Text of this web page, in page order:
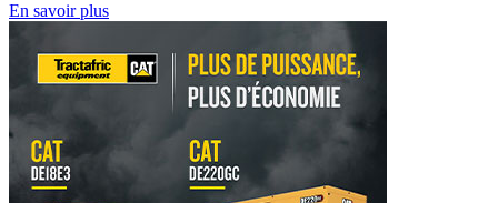
En savoir plus